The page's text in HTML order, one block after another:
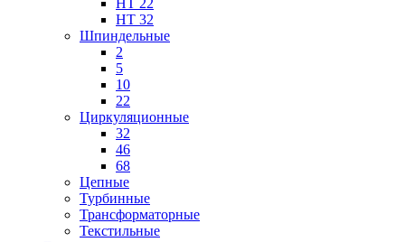
HT 22
HT 32
Шпиндельные
2
5
10
22
Циркуляционные
32
46
68
Цепные
Турбинные
Трансформаторные
Текстильные